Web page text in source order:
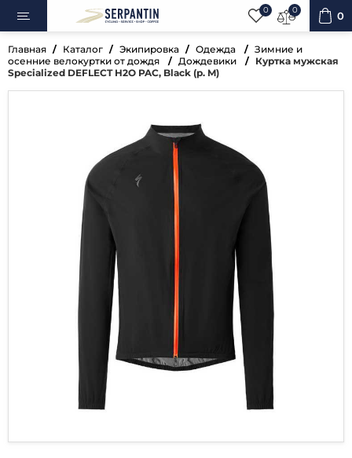
0 0 0
Главная Каталог Экипировка Одежда
Зимние и
осенние велокуртки от дождя
Дождевики
Куртка мужская
Specialized DEFLECT H2O PAC, Black (р. M)